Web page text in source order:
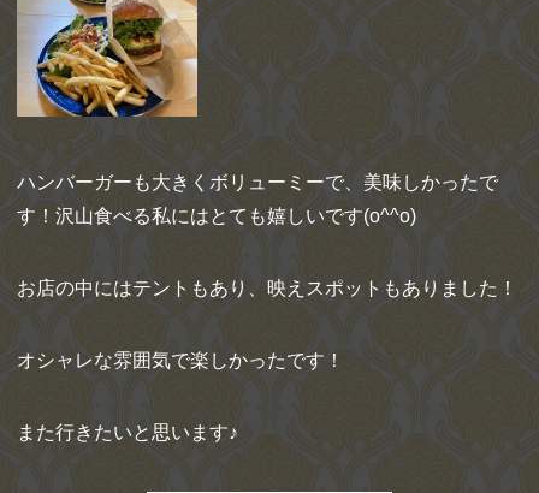
ハンバーガーも大きくボリューミーで、美味しかったで
す！沢山食べる私にはとても嬉しいです(o^^o)
お店の中にはテントもあり、映えスポットもありました！
オシャレな雰囲気で楽しかったです！
また行きたいと思います♪